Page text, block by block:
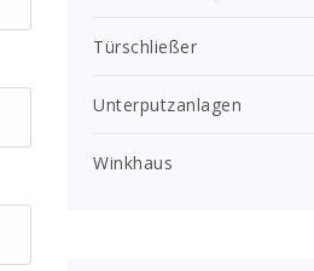
Türschließer
Unterputzanlagen
Winkhaus